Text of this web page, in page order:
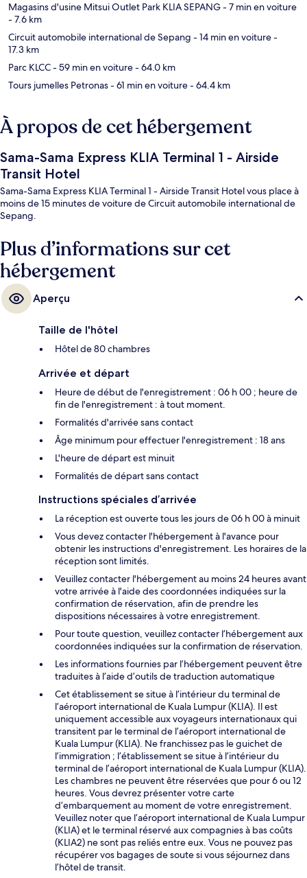
Magasins d'usine Mitsui Outlet Park KLIA SEPANG- 7 min en voiture
- 7.6 km
Circuit automobile international de Sepang - 14 min en voiture-
17.3 km
Parc KLCC- 59 min en voiture- 64.0 km
Tours jumelles Petronas- 61 min en voiture- 64.4 km
À propos de cet hébergement
Sama-Sama Express KLIA Terminal 1 - Airside
Transit Hotel
Sama-Sama Express KLIA Terminal 1 - Airside Transit Hotel vous place à
moins de 15 minutes de voiture de Circuit automobile international de
Sepang.
Plus d’informations sur cet
hébergement
Aperçu
Taille de l'hôtel
Hôtel de 80 chambres
Arrivée et départ
Heure de début de l'enregistrement : 06 h 00 ; heure de
fin de l'enregistrement : à tout moment.
Formalités d'arrivée sans contact
Âge minimum pour effectuer l'enregistrement : 18 ans
L'heure de départ est minuit
Formalités de départ sans contact
Instructions spéciales d’arrivée
La réception est ouverte tous les jours de 06 h 00 à minuit
Vous devez contacter l'hébergement à l'avance pour
obtenir les instructions d'enregistrement. Les horaires de la
réception sont limités.
Veuillez contacter l'hébergement au moins 24 heures avant
votre arrivée à l'aide des coordonnées indiquées sur la
confirmation de réservation, afin de prendre les
dispositions nécessaires à votre enregistrement.
Pour toute question, veuillez contacter l’hébergement aux
coordonnées indiquées sur la confirmation de réservation.
Les informations fournies par l’hébergement peuvent être
traduites à l’aide d’outils de traduction automatique
Cet établissement se situe à l’intérieur du terminal de
l’aéroport international de Kuala Lumpur (KLIA). Il est
uniquement accessible aux voyageurs internationaux qui
transitent par le terminal de l’aéroport international de
Kuala Lumpur (KLIA). Ne franchissez pas le guichet de
l’immigration ; l’établissement se situe à l’intérieur du
terminal de l’aéroport international de Kuala Lumpur (KLIA).
Les chambres ne peuvent être réservées que pour 6 ou 12
heures. Vous devrez présenter votre carte
d’embarquement au moment de votre enregistrement.
Veuillez noter que l’aéroport international de Kuala Lumpur
(KLIA) et le terminal réservé aux compagnies à bas coûts
(KLIA2) ne sont pas reliés entre eux. Vous ne pouvez pas
récupérer vos bagages de soute si vous séjournez dans
l’hôtel de transit.